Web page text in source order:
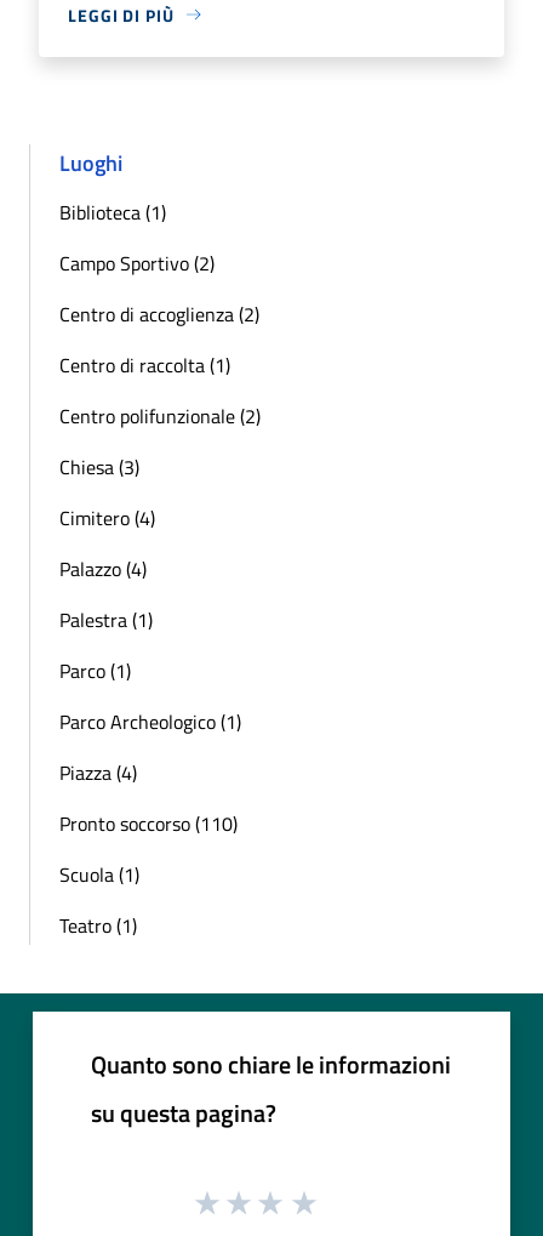
LEGGI DI PIÙ
Luoghi
Biblioteca (1)
Campo Sportivo (2)
Centro di accoglienza (2)
Centro di raccolta (1)
Centro polifunzionale (2)
Chiesa (3)
Cimitero (4)
Palazzo (4)
Palestra (1)
Parco (1)
Parco Archeologico (1)
Piazza (4)
Pronto soccorso (110)
Scuola (1)
Teatro (1)
Quanto sono chiare le informazioni
su questa pagina?